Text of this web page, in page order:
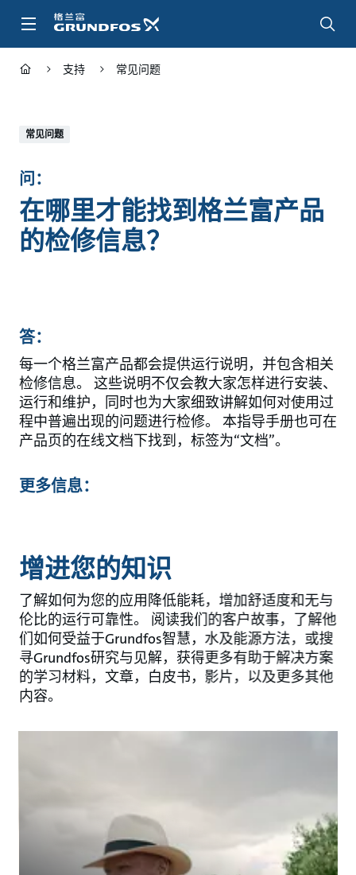
支持 常见问题
常见问题
问：
在哪里才能找到格兰富产品
的检修信息？
答：
每一个格兰富产品都会提供运行说明，并包含相关
检修信息。 这些说明不仅会教大家怎样进行安装、
运行和维护，同时也为大家细致讲解如何对使用过
程中普遍出现的问题进行检修。 本指导手册也可在
产品页的在线文档下找到，标签为“文档”。
更多信息：
增进您的知识
了解如何为您的应用降低能耗，增加舒适度和无与
伦比的运行可靠性。 阅读我们的客户故事，了解他
们如何受益于Grundfos智慧，水及能源方法，或搜
寻Grundfos研究与见解，获得更多有助于解决方案
的学习材料，文章，白皮书，影片，以及更多其他
内容。